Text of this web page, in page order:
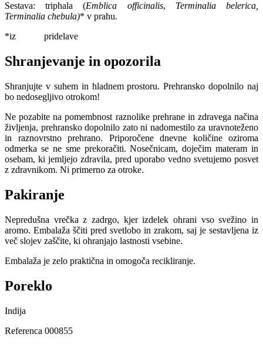
Sestava: triphala (Emblica officinalis, Terminalia belerica,
Terminalia chebula)* v prahu.
*iz pridelave
Shranjevanje in opozorila
Shranjujte v suhem in hladnem prostoru. Prehransko dopolnilo naj
bo nedosegljivo otrokom!
Ne pozabite na pomembnost raznolike prehrane in zdravega načina
življenja, prehransko dopolnilo zato ni nadomestilo za uravnoteženo
in raznovrstno prehrano. Priporočene dnevne količine oziroma
odmerka se ne sme prekoračiti. Nosečnicam, doječim materam in
osebam, ki jemljejo zdravila, pred uporabo vedno svetujemo posvet
z zdravnikom. Ni primerno za otroke.
Pakiranje
Nepredušna vrečka z zadrgo, kjer izdelek ohrani vso svežino in
aromo. Embalaža ščiti pred svetlobo in zrakom, saj je sestavljena iz
več slojev zaščite, ki ohranjajo lastnosti vsebine.
Embalaža je zelo praktična in omogoča recikliranje.
Poreklo
Indija
Referenca 000855